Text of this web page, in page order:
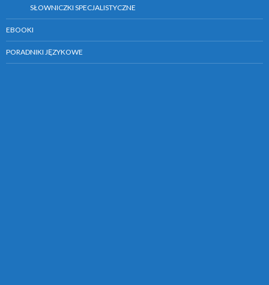
SŁOWNICZKI SPECJALISTYCZNE
EBOOKI
PORADNIKI JĘZYKOWE